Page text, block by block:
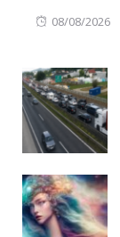
Posted
08/08/2026